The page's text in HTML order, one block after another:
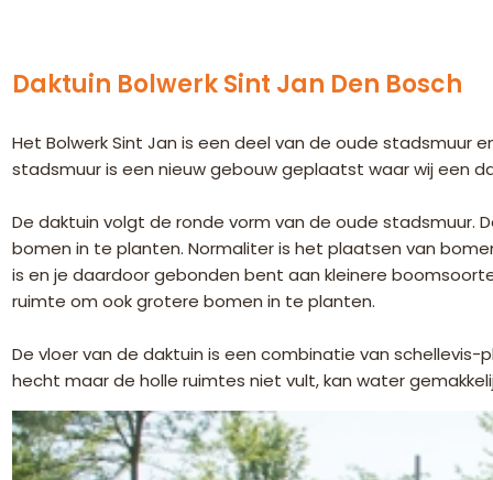
Daktuin Bolwerk Sint Jan Den Bosch
Het Bolwerk Sint Jan is een deel van de oude stadsmuur
stadsmuur is een nieuw gebouw geplaatst waar wij een
De daktuin volgt de ronde vorm van de oude
bomen in te planten. Normaliter is het plaatsen van
is en je daardoor gebonden bent aan kleinere
ruimte om ook grotere bomen in te planten.
De vloer van de daktuin is een combinatie van
hecht maar de holle ruimtes niet vult, kan water